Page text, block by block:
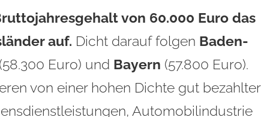
von 60.000 Euro das
auf. Dicht darauf folgen Baden-
(58.300 Euro) und Bayern (57.800 Euro).
von einer hohen Dichte gut bezahlter
Automobilindustrie